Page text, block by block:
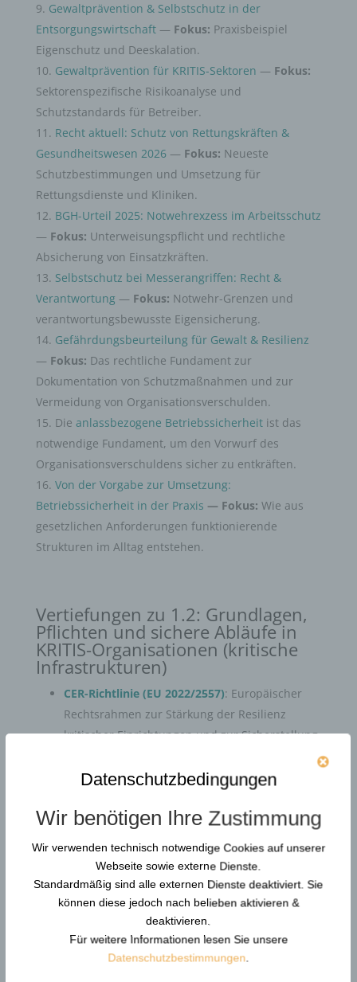
Gewaltprävention & Selbstschutz in der
Entsorgungswirtschaft— Fokus: Praxisbeispiel
Eigenschutz und Deeskalation.
Gewaltprävention für KRITIS-Sektoren — Fokus:
Sektorenspezifische Risikoanalyse und
Schutzstandards für Betreiber.
Recht aktuell: Schutz von Rettungskräften &
Gesundheitswesen 2026— Fokus: Neueste
Schutzbestimmungen und Umsetzung für
Rettungsdienste und Kliniken.
BGH-Urteil 2025: Notwehrexzess im Arbeitsschutz
— Fokus: Unterweisungspflicht und rechtliche
Absicherung von Einsatzkräften.
Selbstschutz bei Messerangriffen: Recht &
Verantwortung — Fokus: Notwehr-Grenzen und
verantwortungsbewusste Eigensicherung.
Gefährdungsbeurteilung für Gewalt & Resilienz
— Fokus: Das rechtliche Fundament zur
Dokumentation von Schutzmaßnahmen und zur
Vermeidung von Organisationsverschulden.
Die anlassbezogene Betriebssicherheit ist das
notwendige Fundament, um den Vorwurf des
Organisationsverschuldens sicher zu entkräften.
Von der Vorgabe zur Umsetzung:
Betriebssicherheit in der Praxis — Fokus: Wie aus
gesetzlichen Anforderungen funktionierende
Strukturen im Alltag entstehen.
Vertiefungen zu 1.2: Grundlagen,
Pflichten und sichere Abläufe in
KRITIS-Organisationen (kritische
Infrastrukturen)
CER-Richtlinie (EU 2022/2557): Europäischer
Rechtsrahmen zur Stärkung der Resilienz
kritischer Einrichtungen und zur Sicherstellung
Einordnung, keine Rechtsberatung)
Konflikte entstehen selten plötzlich. Die
Neurobiologie beschreibt diesen Mechanismus
präzise: Lange bevor ein Mensch körperlich aktiv
wird, verändern sich Körperhaltung, Sprache
und Raumverhalten. Wer diese Muster lesen
gewinnt den entscheidenden Vorsprung für
Datenschutzbedingungen
Wir benötigen Ihre Zustimmung
Wir verwenden technisch notwendige Cookies auf unserer
Webseite sowie externe Dienste.
Standardmäßig sind alle externen Dienste deaktiviert. Sie
können diese jedoch nach belieben aktivieren &
deaktivieren.
Für weitere Informationen lesen Sie unsere
Datenschutzbestimmungen.